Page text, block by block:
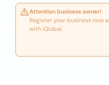
Attention business owner!
Register your business now
with iGlobal.